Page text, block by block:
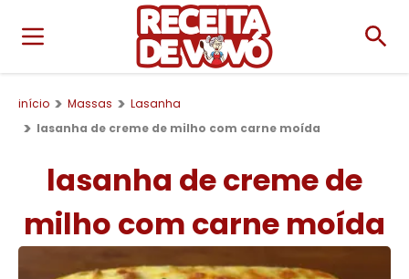
início Massas
Lasanha
lasanha de creme de milho com carne moída
lasanha de creme de
milho com carne moída